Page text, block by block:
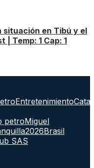
situación en Tibú y el
| Temp: 1 Cap: 1
Entretenimiento
petroMiguel
2026Brasil
SAS